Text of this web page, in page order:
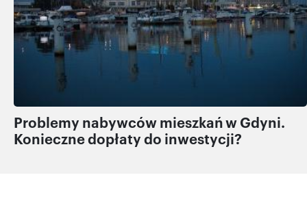
Problemy nabywców mieszkań w Gdyni.
Konieczne dopłaty do inwestycji?